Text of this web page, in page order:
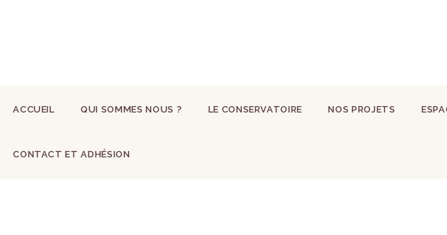
ACCUEIL QUI SOMMES NOUS ? LE CONSERVATOIRE NOS PROJETS
CONTACT ET ADHÉSION